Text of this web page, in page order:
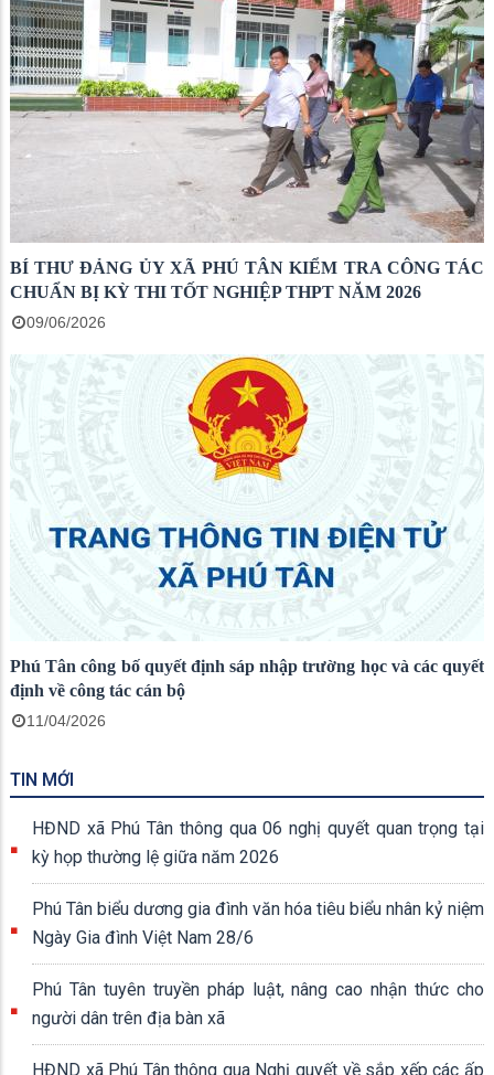
BÍ THƯ ĐẢNG ỦY XÃ PHÚ TÂN KIỂM TRA CÔNG TÁC
CHUẨN BỊ KỲ THI TỐT NGHIỆP THPT NĂM 2026
09/06/2026
Phú Tân công bố quyết định sáp nhập trường học và các quyết
định về công tác cán bộ
11/04/2026
TIN MỚI
HĐND xã Phú Tân thông qua 06 nghị quyết quan trọng tại
kỳ họp thường lệ giữa năm 2026
Phú Tân biểu dương gia đình văn hóa tiêu biểu nhân kỷ niệm
Ngày Gia đình Việt Nam 28/6
Phú Tân tuyên truyền pháp luật, nâng cao nhận thức cho
người dân trên địa bàn xã
HĐND xã Phú Tân thông qua Nghị quyết về sắp xếp các ấp